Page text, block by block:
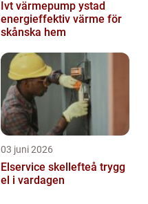
Ivt värmepump ystad
energieffektiv värme för
skånska hem
03 juni 2026
Elservice skellefteå trygg
el i vardagen